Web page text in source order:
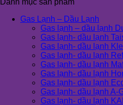
Danh mục sản phẩm
Gas Lạnh – Dầu Lạnh
Gas lạnh – dầu lạnh
Gas lạnh- dầu lạnh
Gas lạnh- dầu lạnh
Gas lạnh- dầu lạnh
Gas lạnh- dầu lạnh
Gas lạnh- dầu lạnh
Gas lạnh- dầu lạnh
Gas lạnh- dầu lạnh A-
Gas lạnh- dầu lạnh